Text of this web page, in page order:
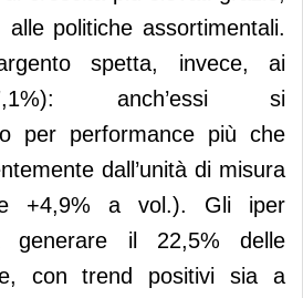
politiche assortimentali.
spetta, invece, ai
anch’essi si
per performance più che
dall’unità di misura
+4,9% a vol.). Gli iper
generare il 22,5% delle
con trend positivi sia a